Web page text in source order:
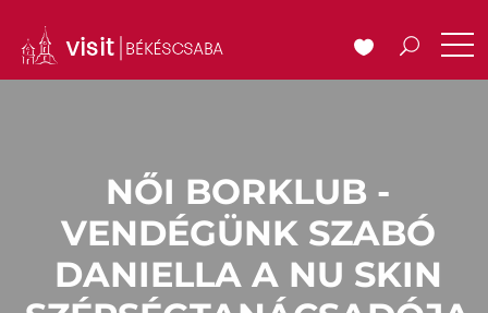
NŐI BORKLUB -
VENDÉGÜNK SZABÓ
DANIELLA A NU SKIN